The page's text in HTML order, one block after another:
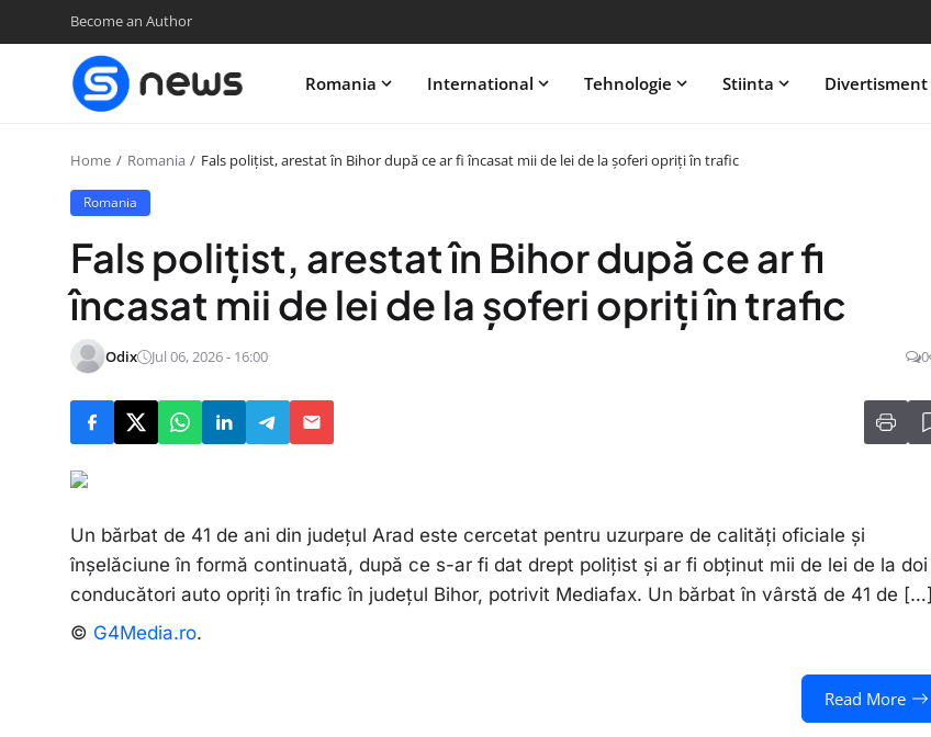
Become an Author
Romania International Tehnologie Stiinta Divertisment
Home Romania Fals polițist, arestat în Bihor după ce ar fi încasat mii de lei de la șoferi opriți în trafic
Romania
Fals polițist, arestat în Bihor după ce ar fi
încasat mii de lei de la șoferi opriți în trafic
Odix Jul 06, 2026 - 16:00 0
Un bărbat de 41 de ani din județul Arad este cercetat pentru uzurpare de calități oficiale și
înșelăciune în formă continuată, după ce s-ar fi dat drept polițist și ar fi obținut mii de lei de la doi
conducători auto opriți în trafic în județul Bihor, potrivit Mediafax. Un bărbat în vârstă de 41 de […]
© G4Media.ro.
Read More